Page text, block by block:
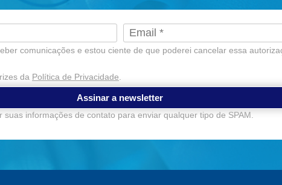
comunicações e estou ciente de que poderei cancelar essa
da Política de Privacidade
Assinar a newsletter
suas informações de contato para enviar qualquer tipo de SPAM.